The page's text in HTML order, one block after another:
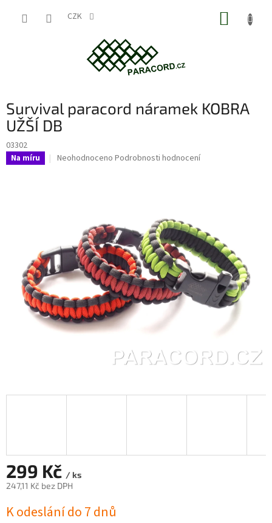
CZK
Survival paracord náramek KOBRA
UŽŠÍ DB
03302
Na míru
Průměrné
hvězdiček.
Neohodnoceno Podrobnosti hodnocení
299 Kč / ks
247,11 Kč bez DPH
cena:
K odeslání do 7 dnů